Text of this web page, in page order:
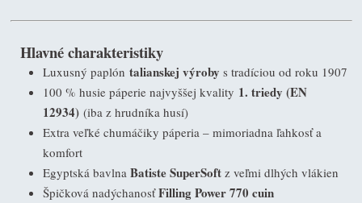
Hlavné charakteristiky
Luxusný paplón talianskej výroby s tradíciou od roku 1907
100 % husie páperie najvyššej kvality 1. triedy (EN
12934)(iba z hrudníka husí)
Extra veľké chumáčiky páperia – mimoriadna ľahkosť a
komfort
Egyptská bavlna Batiste SuperSoftz veľmi dlhých vlákien
Špičková nadýchanosťFilling Power 770 cuin